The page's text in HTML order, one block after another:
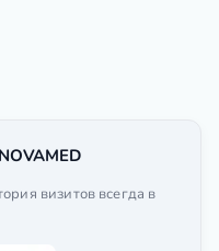
визитов всегда в